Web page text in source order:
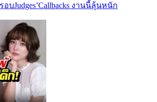
อบJudges’Callbacks งานนี้ลุ้นหนัก